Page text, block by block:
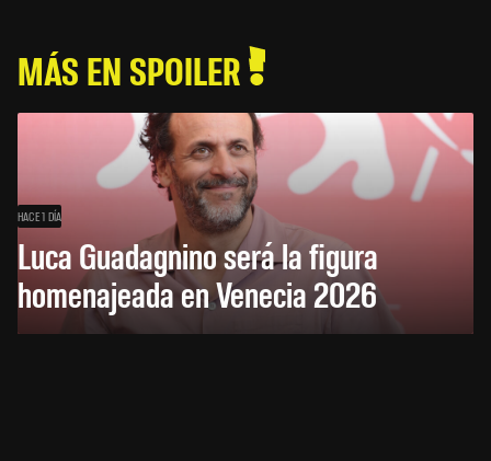
MÁS EN SPOILER
HACE 1 DÍA
Luca Guadagnino será la figura
homenajeada en Venecia 2026